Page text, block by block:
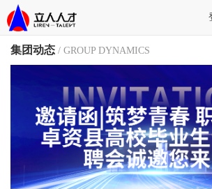
集团动态 / GROUP DYNAMICS